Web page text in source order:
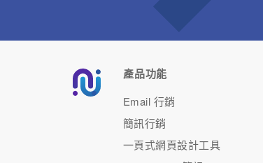
產品功能
Email 行銷
簡訊行銷
一頁式網頁設計工具